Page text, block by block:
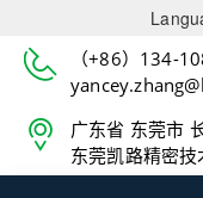
（+86）134-
广东省 东莞市
东莞凯路精密技